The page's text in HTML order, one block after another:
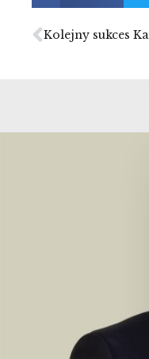
Kolejny sukces